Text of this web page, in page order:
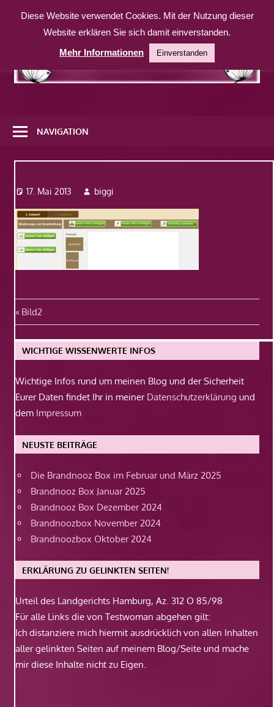
Inhalt
weitere
Website
NAVIGATION
17. Mai 2013 biggi
Beitragsnavigation
Vorheriger
Beitrag:
Bild2
WICHTIGE WISSENWERTE INFOS
Wichtige Infos rund um meinen Blog und der Sicherheit
Eurer Daten findet Ihr in meiner Datenschutzerklärung und
dem Impressum
NEUSTE BEITRÄGE
Die Brandnooz Box im Februar und März 2025
Brandnooz Box Januar 2025
Brandnooz Box Dezember 2024
Brandnoozbox November 2024
Brandnoozbox Oktober 2024
ERKLÄRUNG ZU GELINKTEN SEITEN!
Urteil des Landgerichts Hamburg, Az. 312 O 85/98
Für alle Links die von Testwoman abgehen gilt:
Ich distanziere mich hiermit ausdrücklich von allen Inhalten
aller gelinkten Seiten auf meinem Blog/Seite und mache
mir diese Inhalte nicht zu Eigen.
Diese Website verwendet Cookies. Mit der Nutzung dieser
Website erklären Sie sich damit einverstanden.
Mehr Informationen
Einverstanden